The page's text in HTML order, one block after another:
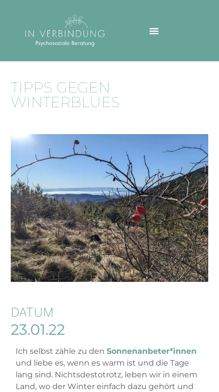
TIPPS GEGEN
WINTERBLUES
DATUM
23.01.22
Ich selbst zähle zu denSonnenanbeter*innen
und liebe es, wenn es warm ist und die Tage
lang sind. Nichtsdestotrotz, leben wir in einem
Land, wo der Winter einfach dazu gehört und